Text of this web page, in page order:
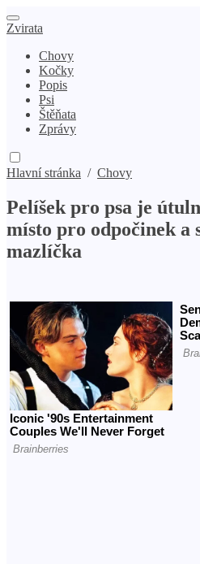
Zvirata
Chovy
Kočky
Popis
Psi
Štěňata
Zprávy
Hlavní stránka / Chovy
Pelíšek pro psa je
místo pro odpočinek a
mazlíčka